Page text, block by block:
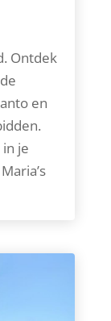
Ontdek
en
je